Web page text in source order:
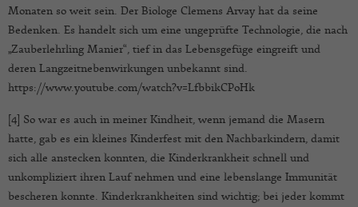
Monaten so weit sein. Der Biologe Clemens Arvay hat da seine
Bedenken. Es handelt sich um eine ungeprüfte Technologie, die nach
„Zauberlehrling Manier“, tief in das Lebensgefüge eingreift und
deren Langzeitnebenwirkungen unbekannt sind.
https://www.youtube.com/watch?v=LfbbikCPoHk
[4] So war es auch in meiner Kindheit, wenn jemand die Masern
hatte, gab es ein kleines Kinderfest mit den Nachbarkindern, damit
sich alle anstecken konnten, die Kinderkrankheit schnell und
unkompliziert ihren Lauf nehmen und eine lebenslange Immunität
bescheren konnte. Kinderkrankheiten sind wichtig; bei jeder kommt